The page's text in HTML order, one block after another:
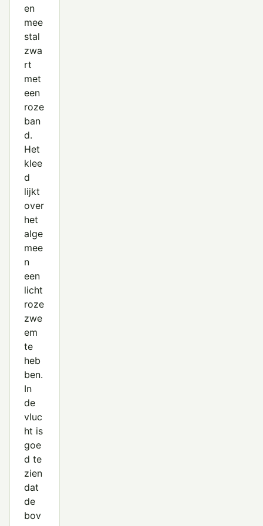
en
mee
stal
zwa
rt
met
een
roze
ban
d.
Het
klee
d
lijkt
over
het
alge
mee
n
een
licht
roze
zwe
em
te
heb
ben.
In
de
vluc
ht is
goe
d te
zien
dat
de
bov